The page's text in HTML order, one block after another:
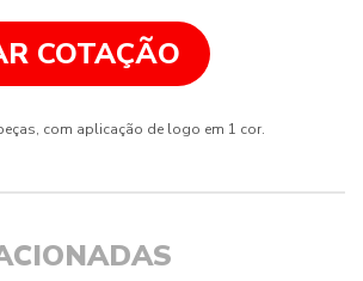
COTAÇÃO
com aplicação de logo em 1 cor.